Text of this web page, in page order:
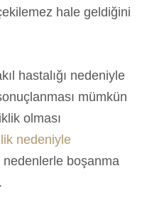
hale geldiğini
hastalığı nedeniyle
mümkün
olması
nedeniyle
nedenlerle boşanma